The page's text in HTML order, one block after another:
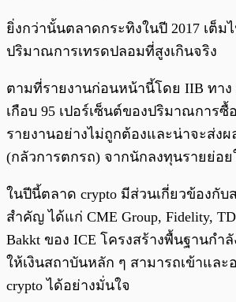
ยิ่งกว่านั้นตลาดกระทิงในปี 2017 เต็ม
ปริมาณการเทรดปลอมที่สูงเกินจริง
ตามที่รายงานก่อนหน้านี้โดย IIB ทาง
เกือบ 95 เปอร์เซ็นต์ของปริมาณการ
รายงานอย่างไม่ถูกต้องและน่าจะส่งผ
(กลัวการตกรถ) จากนักลงทุนรายย่อย
ในปีนี้ตลาด crypto มีส่วนเกี่ยวข้องกับ
สำคัญ ได้แก่ CME Group, Fidelity,
Bakkt ของ ICE โครงสร้างพื้นฐานกำ
ให้เงินสถาบันหลัก ๆ สามารถเข้าและ
crypto ได้อย่างมั่นใจ